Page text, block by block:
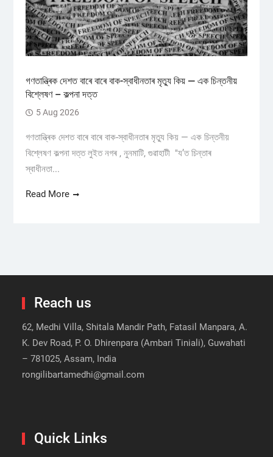
গণতান্ত্ৰিক দেশত বাৰে বাৰে বাক-স্বাধীনতাৰ মৃত্যু কিয় — এক চিন্তনীয়
বিশ্লেষণ – কল্পনা দত্ত
5 Aug 2026
গণতান্ত্ৰিক দেশত বাৰে বাৰে বাক-স্বাধীনতাৰ মৃত্যু কিয় — এক চিন্তনীয়
বিশ্লেষণ কল্পনা দত্ত লুইত নগৰ , নুনমাটি, গুৱাহাটী "য’ত চিন্তাৰ
স্বাধীনতা...
Read More
Reach us
62, Medhi Villa, Shitala Mandir Path, Fatasil Manpara, A.
K. Dev Road, P. O. Dhirenpara (Ambari Tiniali), Guwahati
– 781025, Assam, India
rongilibartamedhi@gmail.com
Quick Links